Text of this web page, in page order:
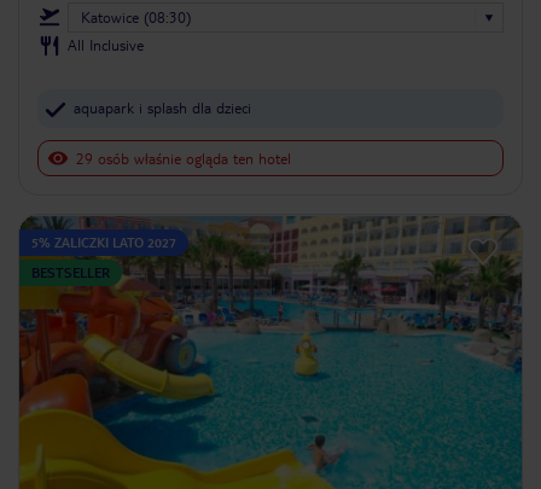
Katowice (08:30)
All Inclusive
aquapark i splash dla dzieci
29 osób właśnie ogląda ten hotel
5% ZALICZKI LATO 2027
BESTSELLER